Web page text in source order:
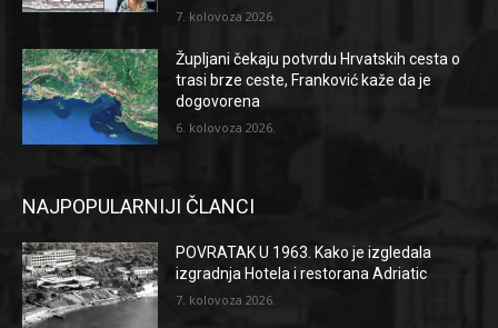
7. kolovoza 2026.
Župljani čekaju potvrdu Hrvatskih cesta o
trasi brze ceste, Franković kaže da je
dogovorena
6. kolovoza 2026.
NAJPOPULARNIJI ČLANCI
POVRATAK U 1963. Kako je izgledala
izgradnja Hotela i restorana Adriatic
7. kolovoza 2026.